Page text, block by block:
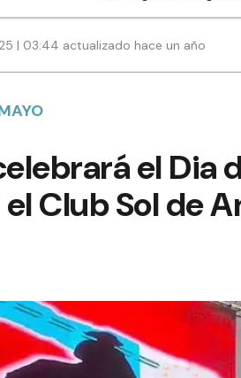
| 03:44 actualizado hace un año
el Dia
Club Sol de